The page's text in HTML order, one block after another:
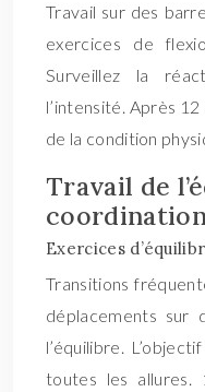
Travail sur des
exercices de
Surveillez la
l’intensité. Après
de la condition
Travail de
Exercices
Transitions
déplacements sur
l’équilibre.
toutes les allures.